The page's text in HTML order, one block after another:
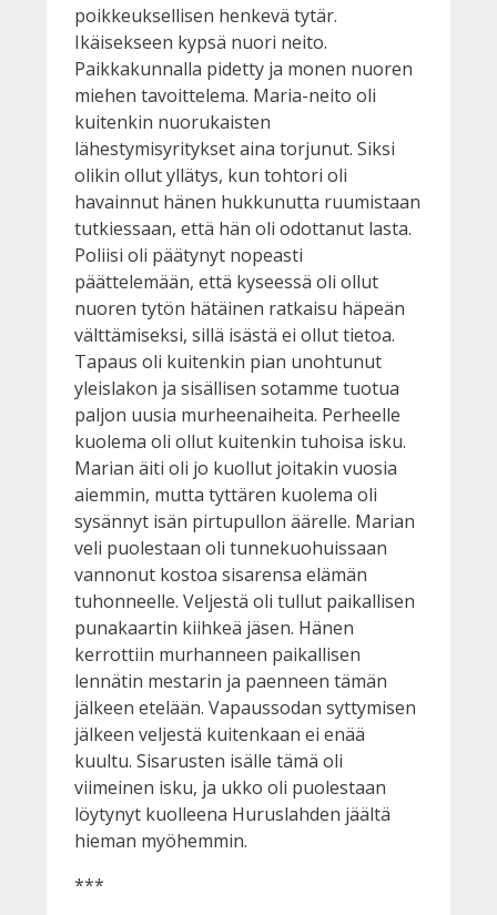
poikkeuksellisen henkevä tytär.
Ikäisekseen kypsä nuori neito.
Paikkakunnalla pidetty ja monen nuoren
miehen tavoittelema. Maria-neito oli
kuitenkin nuorukaisten
lähestymisyritykset aina torjunut. Siksi
olikin ollut yllätys, kun tohtori oli
havainnut hänen hukkunutta ruumistaan
tutkiessaan, että hän oli odottanut lasta.
Poliisi oli päätynyt nopeasti
päättelemään, että kyseessä oli ollut
nuoren tytön hätäinen ratkaisu häpeän
välttämiseksi, sillä isästä ei ollut tietoa.
Tapaus oli kuitenkin pian unohtunut
yleislakon ja sisällisen sotamme tuotua
paljon uusia murheenaiheita. Perheelle
kuolema oli ollut kuitenkin tuhoisa isku.
Marian äiti oli jo kuollut joitakin vuosia
aiemmin, mutta tyttären kuolema oli
sysännyt isän pirtupullon äärelle. Marian
veli puolestaan oli tunnekuohuissaan
vannonut kostoa sisarensa elämän
tuhonneelle. Veljestä oli tullut paikallisen
punakaartin kiihkeä jäsen. Hänen
kerrottiin murhanneen paikallisen
lennätin mestarin ja paenneen tämän
jälkeen etelään. Vapaussodan syttymisen
jälkeen veljestä kuitenkaan ei enää
kuultu. Sisarusten isälle tämä oli
viimeinen isku, ja ukko oli puolestaan
löytynyt kuolleena Huruslahden jäältä
hieman myöhemmin.
***